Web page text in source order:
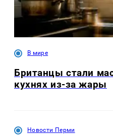
В мире
Британцы стали
кухнях из-за жары
Новости Перми